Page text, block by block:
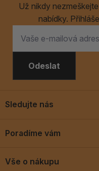
Už nikdy
nabídky.
Odeslat
Poradíme vám
Vše o nákupu
Sledujte nás